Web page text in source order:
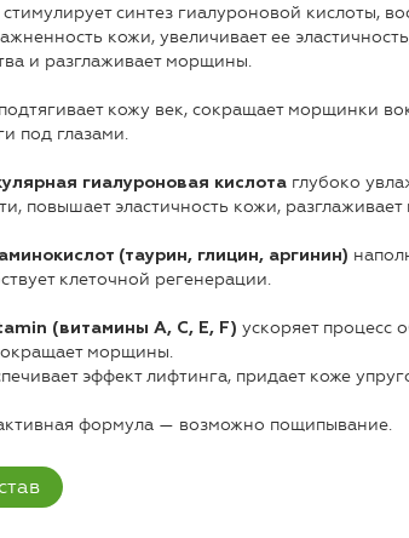
стимулирует синтез гиалуроновой кислоты,
кожи, увеличивает ее
и разглаживает морщины.
подтягивает кожу век, сокращает морщинки
под глазами.
гиалуроновая кислота глубоко
повышает эластичность кожи,
(таурин, глицин, аргинин)
клеточной регенерации.
(витамины A, C, E, F) ускоряет процесс
морщины.
эффект лифтинга, придает коже
формула — возможно пощипывание.